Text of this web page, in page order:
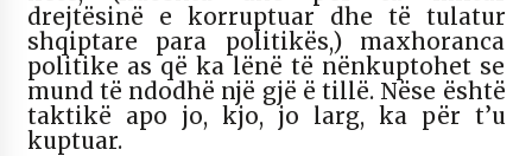
drejtësinë e korruptuar dhe të tulatur
shqiptare para politikës,) maxhoranca
politike as që ka lënë të nënkuptohet se
mund të ndodhë një gjë ë tillë. Nëse është
taktikë apo jo, kjo, jo larg, ka për t’u
kuptuar.